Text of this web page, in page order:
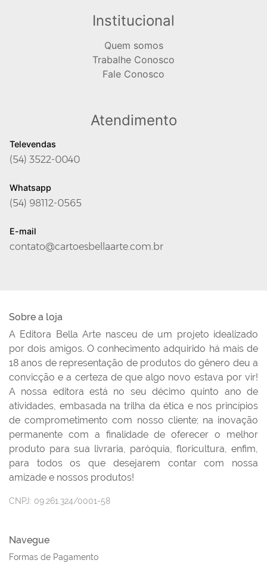
Institucional
Quem somos
Trabalhe Conosco
Fale Conosco
Atendimento
Televendas
(54) 3522-0040
Whatsapp
(54) 98112-0565
E-mail
contato@cartoesbellaarte.com.br
Sobre a loja
A Editora Bella Arte nasceu de um projeto idealizado
por dois amigos. O conhecimento adquirido há mais de
18 anos de representação de produtos do gênero deu a
convicção e a certeza de que algo novo estava por vir!
A nossa editora está no seu décimo quinto ano de
atividades, embasada na trilha da ética e nos princípios
de comprometimento com nosso cliente; na inovação
permanente com a finalidade de oferecer o melhor
produto para sua livraria, paróquia, floricultura, enfim,
para todos os que desejarem contar com nossa
amizade e nossos produtos!
CNPJ: 09.261.324/0001-58
Navegue
Formas de Pagamento